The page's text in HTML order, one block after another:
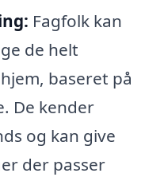
Fagfolk kan
de helt
baseret på
De kender
og kan give
der passer